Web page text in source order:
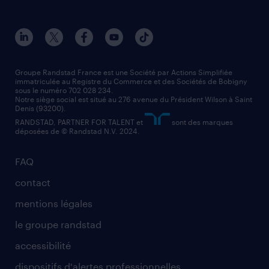
manutentionnaire
assistant administratif
comptable
contact entreprise
faq intérim / recrutement
nos agences par ville
nos agences par région
nos cabinets de recrutement
FAQ
contact
mentions légales
le groupe randstad
accessibilité
dispositifs d'alertes professionnelles
Groupe Randstad France est une Société par Actions Simplifiée
immatriculée au Registre du Commerce et des Sociétés de Bobigny
sous le numéro 702 028 234.
Notre siège social est situé au 276 avenue du Président Wilson à Saint
Denis (93200).
RANDSTAD, PARTNER FOR TALENT et
sont des marques
déposées de © Randstad N.V. 2024.